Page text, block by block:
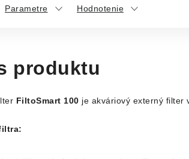
Parametre Hodnotenie
produktu
FiltoSmart 100 je akváriový externý filter